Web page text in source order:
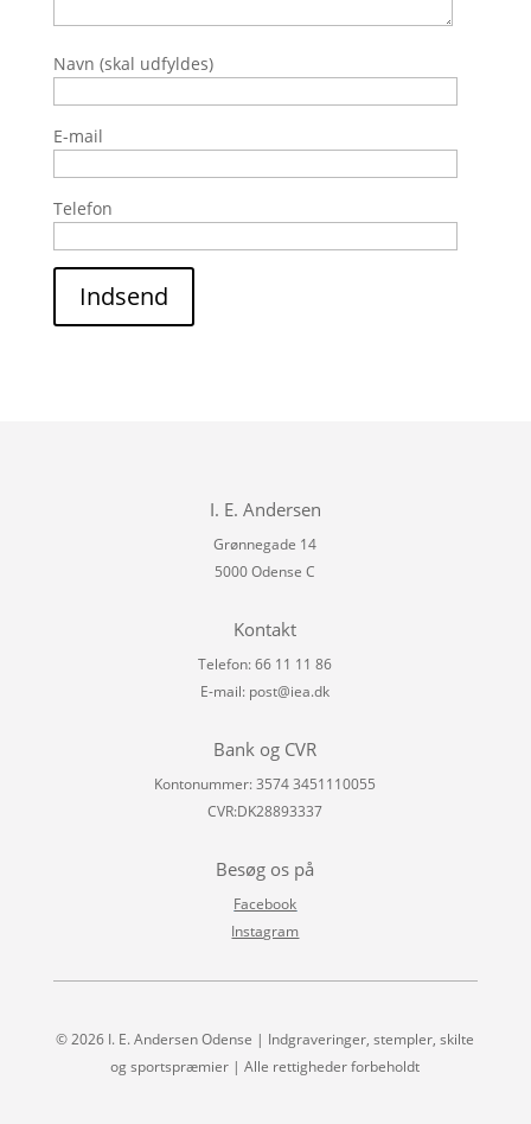
Navn (skal udfyldes)
E-mail
Telefon
Indsend
I. E. Andersen
Grønnegade 14
5000 Odense C
Kontakt
Telefon: 66 11 11 86
E-mail: post@iea.dk
Bank og CVR
Kontonummer: 3574 3451110055
CVR:DK28893337
Besøg os på
Facebook
Instagram
© 2026 I. E. Andersen Odense | Indgraveringer, stempler, skilte
og sportspræmier | Alle rettigheder forbeholdt